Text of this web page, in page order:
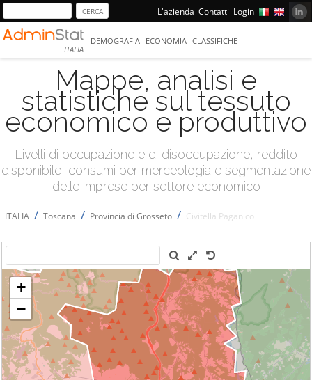
L'azienda Contatti Login
ITALIA
DEMOGRAFIA ECONOMIA CLASSIFICHE
Mappe, analisi e
statistiche sul tessuto
economico e produttivo
Livelli di occupazione e di disoccupazione, reddito
disponibile, consumi per merceologia e segmentazione
delle imprese per settore economico
ITALIA / Toscana / Provincia di Grosseto / Civitella Paganico